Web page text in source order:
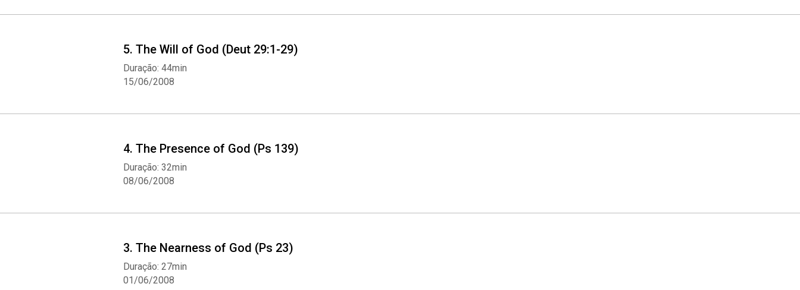
5. The Will of God (Deut 29:1-29)
15/06/2008
Duração: 44min
4. The Presence of God (Ps 139)
08/06/2008
Duração: 32min
3. The Nearness of God (Ps 23)
01/06/2008
Duração: 27min